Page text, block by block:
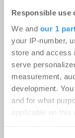
Responsible use
We and our 1
your IP-number,
store and access
serve
measurement,
development.
and for what
applicable on
-08.07.2026
registriert,
kostenlosen